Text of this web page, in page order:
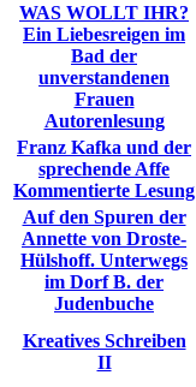
WAS WOLLT IHR?
Ein Liebesreigen im
Bad der
unverstandenen
Frauen
Autorenlesung
Franz Kafka und der
sprechende Affe
Kommentierte Lesung
Auf den Spuren der
Annette von Droste-
Hülshoff. Unterwegs
im Dorf B. der
Judenbuche
Kreatives Schreiben
II